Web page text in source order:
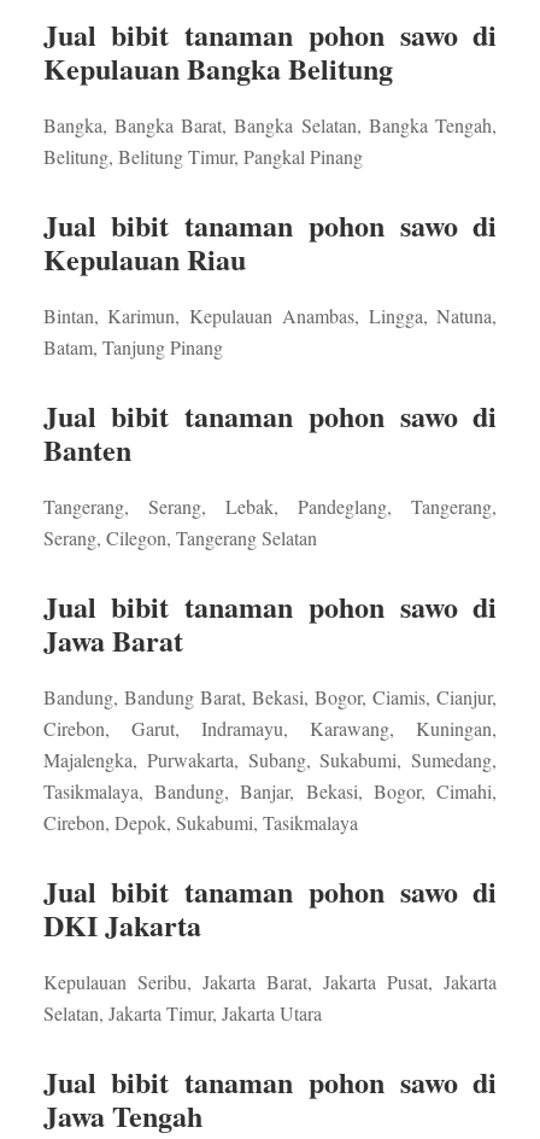
Jual bibit tanaman pohon sawo di
Kepulauan Bangka Belitung
Bangka, Bangka Barat, Bangka Selatan, Bangka Tengah,
Belitung, Belitung Timur, Pangkal Pinang
Jual bibit tanaman pohon sawo di
Kepulauan Riau
Bintan, Karimun, Kepulauan Anambas, Lingga, Natuna,
Batam, Tanjung Pinang
Jual bibit tanaman pohon sawo di
Banten
Tangerang, Serang, Lebak, Pandeglang, Tangerang,
Serang, Cilegon, Tangerang Selatan
Jual bibit tanaman pohon sawo di
Jawa Barat
Bandung, Bandung Barat, Bekasi, Bogor, Ciamis, Cianjur,
Cirebon, Garut, Indramayu, Karawang, Kuningan,
Majalengka, Purwakarta, Subang, Sukabumi, Sumedang,
Tasikmalaya, Bandung, Banjar, Bekasi, Bogor, Cimahi,
Cirebon, Depok, Sukabumi, Tasikmalaya
Jual bibit tanaman pohon sawo di
DKI Jakarta
Kepulauan Seribu, Jakarta Barat, Jakarta Pusat, Jakarta
Selatan, Jakarta Timur, Jakarta Utara
Jual bibit tanaman pohon sawo di
Jawa Tengah